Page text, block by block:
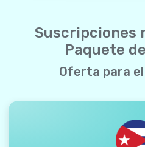
Suscripciones
Paquete
Oferta para